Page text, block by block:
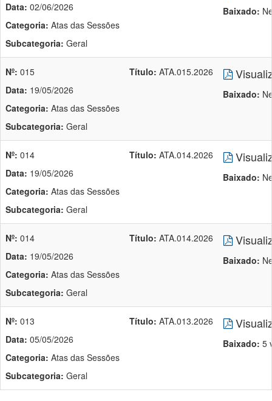
Data: 02/06/2026
Categoria: Atas das Sessões
Subcategoria: Geral
Baixado:
Nº: 015
Data: 19/05/2026
Categoria: Atas das Sessões
Subcategoria: Geral
Título: ATA.015.2026
Baixado:
Nº: 014
Data: 19/05/2026
Categoria: Atas das Sessões
Subcategoria: Geral
Título: ATA.014.2026
Baixado:
Nº: 014
Data: 19/05/2026
Categoria: Atas das Sessões
Subcategoria: Geral
Título: ATA.014.2026
Baixado:
Nº: 013
Data: 05/05/2026
Categoria: Atas das Sessões
Subcategoria: Geral
Título: ATA.013.2026
Baixado: 5